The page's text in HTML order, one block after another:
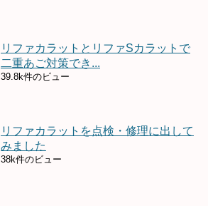
リファカラットとリファSカラットで
二重あご対策でき...
39.8k件のビュー
リファカラットを点検・修理に出して
みました
38k件のビュー